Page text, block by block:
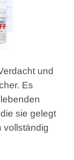
und
Es
sie gelegt
vollständig